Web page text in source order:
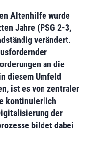
Altenhilfe wurde
Jahre (PSG 2-3,
verändert.
an die
diesem Umfeld
ist es von zentraler
kontinuierlich
der
bildet dabei